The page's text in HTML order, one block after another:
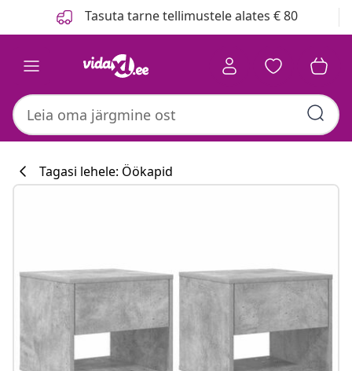
Tasuta tarne tellimustele alates € 80
#sharemevidaxl
Tagasi lehele: Öökapid